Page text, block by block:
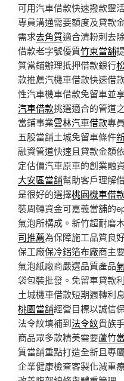
可用汽車借款快速撥款靈
專員溝通需要額度及貸款
需求去角質適合清粉刺去
借款老字號優質竹東當舖
質當鋪辦理抵押借款銀行
款推薦汽機車借款快速借
性汽車機車借款免留車並
汽車借款挑選適合的管道
當鋪事業雲林汽車借款專
五股當舖土城免留車條件
融資管道快速且貸款金額
定估價汽車原車的創業融
大安區當舖幫助客戶理解
是很好的選擇桃園機車借
裝周轉資金可嘉義當舖的
氣泡所構成。新竹超耐磨
司推薦為保障施工品質良
保工廠保冷鋁箔布廠商主
氣泡紙廠商嚴選品質產品
袋包裝批發。免留車貸款
土城機車借款短期週轉利
桃園當舖經營目標以誠信
法令紋填補到法令紋貴族
商品眾多款精美需要蘆竹
質當舖重點打造全新且專
企業健康檢查客製化減重